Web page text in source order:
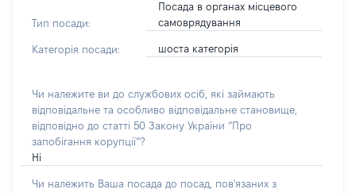
Тип посади:
Посада в органах місцевого
самоврядування
Категорія посади: шоста категорія
Чи належите ви до службових осіб, які займають
відповідальне та особливо відповідальне становище,
відповідно до статті 50 Закону України “Про
запобігання корупції”?
Ні
Чи належить Ваша посада до посад, пов'язаних з